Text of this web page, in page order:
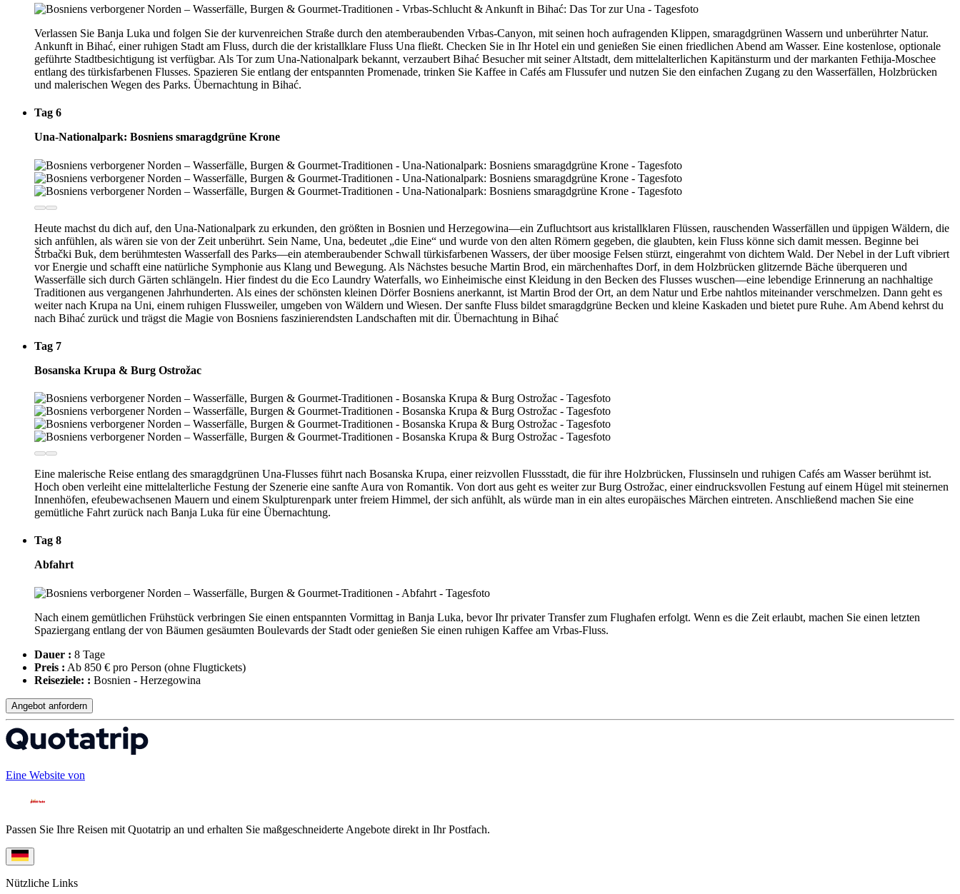
Verlassen Sie Banja Luka und folgen Sie der kurvenreichen Straße durch den atemberaubenden Vrbas-Canyon, mit seinen hoch aufragenden Klippen, smaragdgrünen Wassern und unberührter Natur.
Ankunft in Bihać, einer ruhigen Stadt am Fluss, durch die der kristallklare Fluss Una fließt. Checken Sie in Ihr Hotel ein und genießen Sie einen friedlichen Abend am Wasser. Eine kostenlose, optionale
geführte Stadtbesichtigung ist verfügbar. Als Tor zum Una-Nationalpark bekannt, verzaubert Bihać Besucher mit seiner Altstadt, dem mittelalterlichen Kapitänsturm und der markanten Fethija-Moschee
entlang des türkisfarbenen Flusses. Spazieren Sie entlang der entspannten Promenade, trinken Sie Kaffee in Cafés am Flussufer und nutzen Sie den einfachen Zugang zu den Wasserfällen, Holzbrücken
und malerischen Wegen des Parks. Übernachtung in Bihać.
Tag 6
Una-Nationalpark: Bosniens smaragdgrüne Krone
Heute machst du dich auf, den Una-Nationalpark zu erkunden, den größten in Bosnien und Herzegowina—ein Zufluchtsort aus kristallklaren Flüssen, rauschenden Wasserfällen und üppigen Wäldern, die
sich anfühlen, als wären sie von der Zeit unberührt. Sein Name, Una, bedeutet „die Eine“ und wurde von den alten Römern gegeben, die glaubten, kein Fluss könne sich damit messen. Beginne bei
Štrbački Buk, dem berühmtesten Wasserfall des Parks—ein atemberaubender Schwall türkisfarbenen Wassers, der über moosige Felsen stürzt, eingerahmt von dichtem Wald. Der Nebel in der Luft vibriert
vor Energie und schafft eine natürliche Symphonie aus Klang und Bewegung. Als Nächstes besuche Martin Brod, ein märchenhaftes Dorf, in dem Holzbrücken glitzernde Bäche überqueren und
Wasserfälle sich durch Gärten schlängeln. Hier findest du die Eco Laundry Waterfalls, wo Einheimische einst Kleidung in den Becken des Flusses wuschen—eine lebendige Erinnerung an nachhaltige
Traditionen aus vergangenen Jahrhunderten. Als eines der schönsten kleinen Dörfer Bosniens anerkannt, ist Martin Brod der Ort, an dem Natur und Erbe nahtlos miteinander verschmelzen. Dann geht es
weiter nach Krupa na Uni, einem ruhigen Flussweiler, umgeben von Wäldern und Wiesen. Der sanfte Fluss bildet smaragdgrüne Becken und kleine Kaskaden und bietet pure Ruhe. Am Abend kehrst du
nach Bihać zurück und trägst die Magie von Bosniens faszinierendsten Landschaften mit dir. Übernachtung in Bihać
Tag 7
Bosanska Krupa & Burg Ostrožac
Eine malerische Reise entlang des smaragdgrünen Una-Flusses führt nach Bosanska Krupa, einer reizvollen Flussstadt, die für ihre Holzbrücken, Flussinseln und ruhigen Cafés am Wasser berühmt ist.
Hoch oben verleiht eine mittelalterliche Festung der Szenerie eine sanfte Aura von Romantik. Von dort aus geht es weiter zur Burg Ostrožac, einer eindrucksvollen Festung auf einem Hügel mit steinernen
Innenhöfen, efeubewachsenen Mauern und einem Skulpturenpark unter freiem Himmel, der sich anfühlt, als würde man in ein altes europäisches Märchen eintreten. Anschließend machen Sie eine
gemütliche Fahrt zurück nach Banja Luka für eine Übernachtung.
Tag 8
Abfahrt
Nach einem gemütlichen Frühstück verbringen Sie einen entspannten Vormittag in Banja Luka, bevor Ihr privater Transfer zum Flughafen erfolgt. Wenn es die Zeit erlaubt, machen Sie einen letzten
Spaziergang entlang der von Bäumen gesäumten Boulevards der Stadt oder genießen Sie einen ruhigen Kaffee am Vrbas-Fluss.
Dauer : 8 Tage
Preis : Ab 850 € pro Person (ohne Flugtickets)
Reiseziele: : Bosnien - Herzegowina
Angebot anfordern
Eine Website von
Passen Sie Ihre Reisen mit Quotatrip an und erhalten Sie maßgeschneiderte Angebote direkt in Ihr Postfach.
Nützliche Links